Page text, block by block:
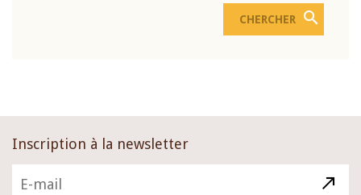
Inscription à la newsletter